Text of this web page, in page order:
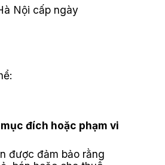
Nội cấp ngày
đích hoặc phạm vi
được đảm bảo rằng